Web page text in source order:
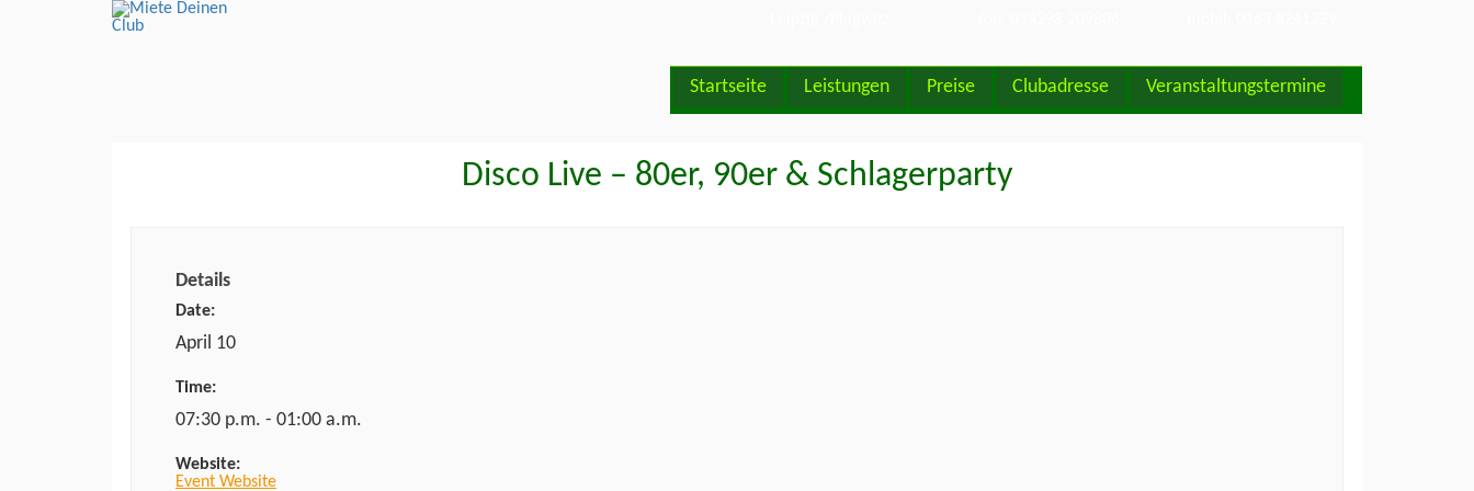
Startseite Leistungen Preise Clubadresse Veranstaltungstermine
Disco Live – 80er, 90er & Schlagerparty
Details
Date:
April 10
Time:
07:30 p.m. - 01:00 a.m.
Website:
Event Website